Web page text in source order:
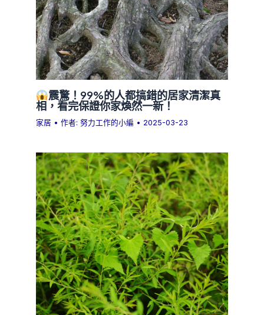
震驚！99%的人都搞錯的居家清潔真
相，看完保證你家煥然一新！
家居 • 作者:努力工作的小編 • 2025-03-23